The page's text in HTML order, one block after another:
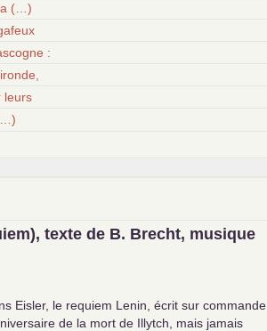
(…)
:
leurs
texte de B. Brecht, musique
Eisler, le requiem Lenin, écrit sur commande
de la mort de Illytch, mais jamais